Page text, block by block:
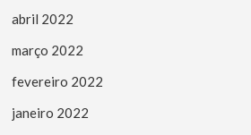
abril 2022
março 2022
fevereiro 2022
janeiro 2022